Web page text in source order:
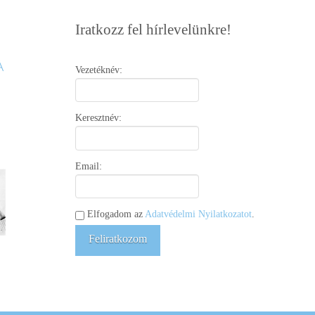
Iratkozz fel hírlevelünkre!
Vezetéknév:
Keresztnév:
Email:
Elfogadom azAdatvédelmi Nyilatkozatot.
Feliratkozom